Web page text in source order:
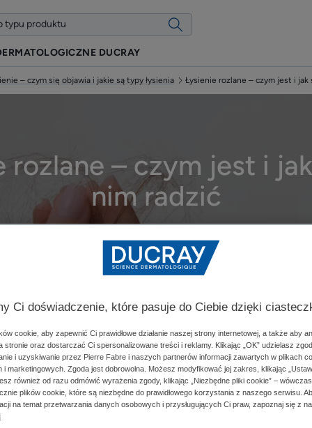
DUCRAY
– czym się objawia i jakie są typy łysienia Łysienie rozlane – czym jest i jak
rozlane – czym jest i
nim radzić
10.02.2026, zatwierdzone przeznasi medyczni eksperci
Łysienie – czym się objawia i jakie są typy łysienia
– PRZYCZYNY I OBJAWY METODY LECZENIA
się nadmierną utratą włosów na całej głowie. Jakie
Ci doświadczenie, które pasuje do Ciebie dzięki
cookie, aby zapewnić Ci prawidłowe działanie naszej strony internetowej, a także aby
stronie oraz dostarczać Ci spersonalizowane treści i reklamy. Klikając „OK” udzielasz
i uzyskiwanie przez Pierre Fabre i naszych partnerów informacji zawartych w plikach
i marketingowych. Zgoda jest dobrowolna. Możesz modyfikować jej zakres, klikając
również od razu odmówić wyrażenia zgody, klikając „Niezbędne pliki cookie” –
plików cookie, które są niezbędne do prawidłowego korzystania z naszego serwisu.
na temat przetwarzania danych osobowych i przysługujących Ci praw, zapoznaj się z